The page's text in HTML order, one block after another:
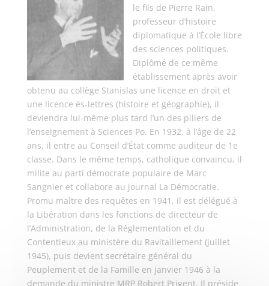
le fils de Pierre Rain,
professeur d’histoire
diplomatique à l’École libre
des sciences politiques.
Diplômé de ce même
établissement après avoir
obtenu au collège Stanislas une licence en droit et
une licence ès-lettres (histoire et géographie), il
deviendra lui-même plus tard l’un des piliers de
l’enseignement à Sciences Po. En 1932, à l’âge de 22
ans, il entre au Conseil d’État comme auditeur de 1e
classe. Dans le même temps, catholique convaincu, il
milite au parti démocrate populaire de Marc
Sangnier et collabore au journal La Démocratie.
Promu maître des requêtes en 1941, il est délégué à
la Libération dans les fonctions de directeur de
l’Administration, de la Réglementation et du
Contentieux au ministère du Ravitaillement (juillet
1945), puis devient secrétaire général du
Peuplement et de la Famille en janvier 1946 à la
demande du ministre MRP Robert Prigent. Il préside